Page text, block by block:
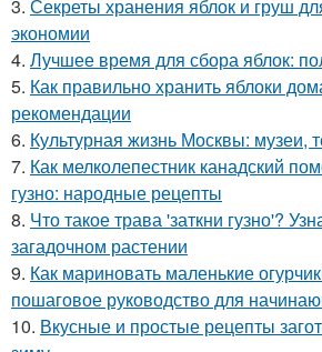
3. Секреты хранения яблок и груш
экономии
4. Лучшее время для сбора яблок:
5. Как правильно хранить яблоки
рекомендации
6. Культурная жизнь Москвы: музеи,
7. Как мелколепестник канадский
гузно: народные рецепты
8. Что такое трава 'заткни гузно'?
загадочном растении
9. Как мариновать маленькие
пошаговое руководство для
10. Вкусные и простые рецепты